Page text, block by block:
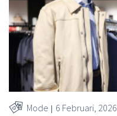
Mode 6 Februari, 2026